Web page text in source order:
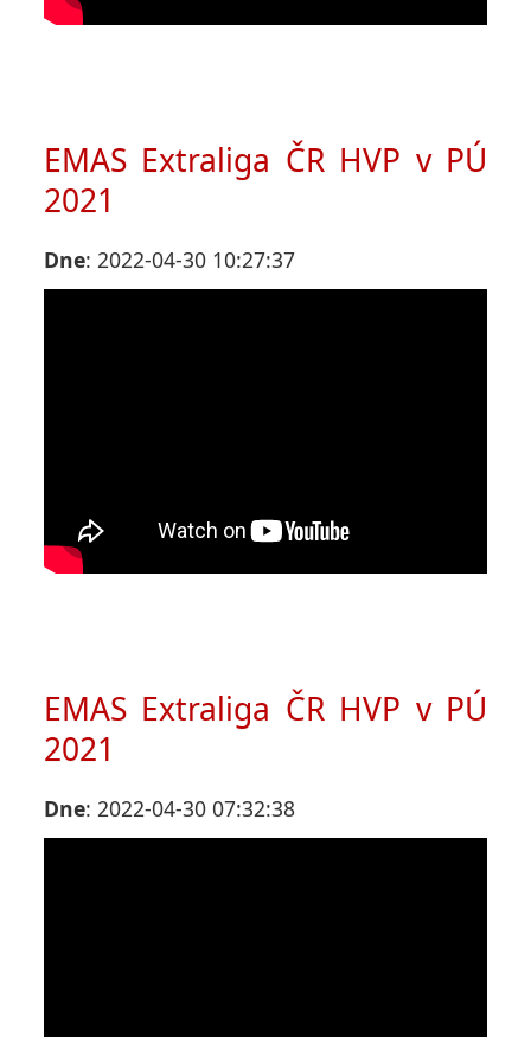
EMAS Extraliga ČR HVP v PÚ
2021
Dne: 2022-04-30 10:27:37
EMAS Extraliga ČR HVP v PÚ
2021
Dne: 2022-04-30 07:32:38